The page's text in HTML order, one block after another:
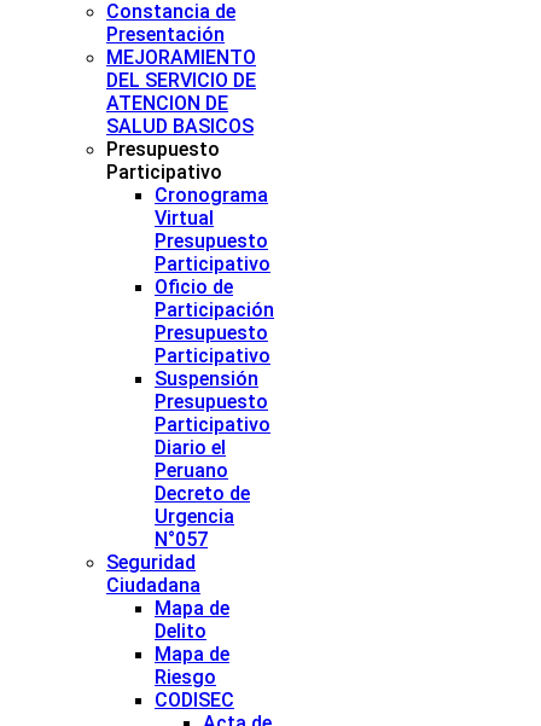
Constancia de
Presentación
MEJORAMIENTO
DEL SERVICIO DE
ATENCION DE
SALUD BASICOS
Presupuesto
Participativo
Cronograma
Virtual
Presupuesto
Participativo
Oficio de
Participación
Presupuesto
Participativo
Suspensión
Presupuesto
Participativo
Diario el
Peruano
Decreto de
Urgencia
N°057
Seguridad
Ciudadana
Mapa de
Delito
Mapa de
Riesgo
CODISEC